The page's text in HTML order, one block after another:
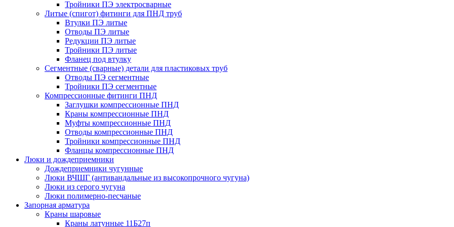
Тройники ПЭ электросварные
Литые (спигот) фитинги для ПНД труб
Втулки ПЭ литые
Отводы ПЭ литые
Редукции ПЭ литые
Тройники ПЭ литые
Фланец под втулку
Сегментные (сварные) детали для пластиковых труб
Отводы ПЭ сегментные
Тройники ПЭ сегментные
Компрессионные фитинги ПНД
Заглушки компрессионные ПНД
Краны компрессионные ПНД
Муфты компрессионные ПНД
Отводы компрессионные ПНД
Тройники компрессионные ПНД
Фланцы компрессионные ПНД
Люки и дождеприемники
Дождеприемники чугунные
Люки ВЧШГ (антивандальные из высокопрочного чугуна)
Люки из серого чугуна
Люки полимерно-песчаные
Запорная арматура
Краны шаровые
Краны латунные 11Б27п